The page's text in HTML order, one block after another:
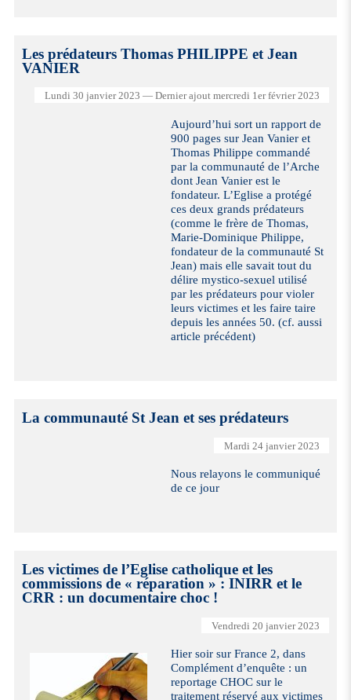
Les prédateurs Thomas PHILIPPE et Jean
VANIER
Lundi 30 janvier 2023 — Dernier ajout mercredi 1er février 2023
Aujourd’hui sort un rapport de
900 pages sur Jean Vanier et
Thomas Philippe commandé
par la communauté de l’Arche
dont Jean Vanier est le
fondateur. L’Eglise a protégé
ces deux grands prédateurs
(comme le frère de Thomas,
Marie-Dominique Philippe,
fondateur de la communauté St
Jean) mais elle savait tout du
délire mystico-sexuel utilisé
par les prédateurs pour violer
leurs victimes et les faire taire
depuis les années 50. (cf. aussi
article précédent)
La communauté St Jean et ses prédateurs
Mardi 24 janvier 2023
Nous relayons le communiqué
de ce jour
Les victimes de l’Eglise catholique et les
commissions de « réparation » : INIRR et le
CRR : un documentaire choc !
Vendredi 20 janvier 2023
Hier soir sur France 2, dans
Complément d’enquête : un
reportage CHOC sur le
traitement réservé aux victimes